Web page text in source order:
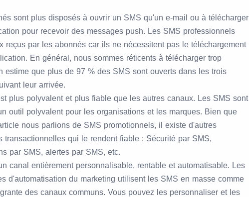
sont plus disposés à ouvrir un SMS qu'un e-mail ou à télécharger
pour recevoir des messages push. Les SMS professionnels
reçus par les abonnés car ils ne nécessitent pas le téléchargement
En général, nous sommes réticents à télécharger trop
estime que plus de 97 % des SMS sont ouverts dans les trois
leur arrivée.
plus polyvalent et plus fiable que les autres canaux. Les SMS sont
outil polyvalent pour les organisations et les marques. Bien que
nous parlions de SMS promotionnels, il existe d'autres
transactionnelles qui le rendent fiable : Sécurité par SMS,
par SMS, alertes par SMS, etc.
canal entièrement personnalisable, rentable et automatisable. Les
d'automatisation du marketing utilisent les SMS en masse comme
des canaux communs. Vous pouvez les personnaliser et les